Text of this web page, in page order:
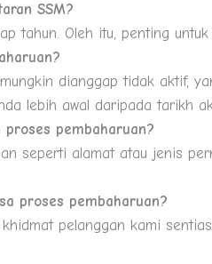
SSM?
tahun. Oleh itu, penting
dianggap tidak aktif,
lebih awal daripada tarikh
pembaharuan?
seperti alamat atau jenis
proses pembaharuan?
pelanggan kami